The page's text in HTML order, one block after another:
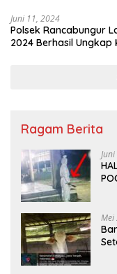
Juni 11, 2024
Polsek Rancabungur
2024 Berhasil Ungkap
Ragam Berita
Mei